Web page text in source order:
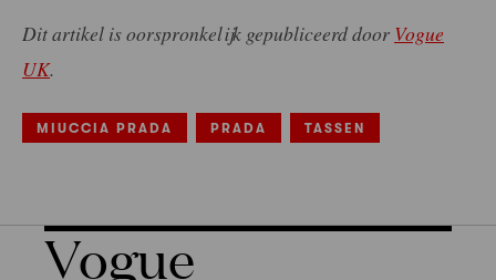
Dit artikel is oorspronkelijk gepubliceerd door Vogue
UK.
MIUCCIA PRADA PRADA TASSEN
Vogue